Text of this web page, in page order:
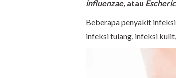
influenzae, atau
Beberapa penyakit
infeksi tulang, infeksi